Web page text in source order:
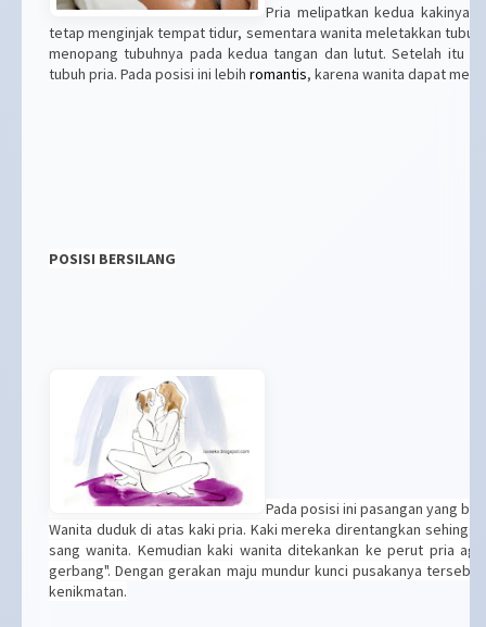
Pria melipatkan kedua kakinya
tetap menginjak tempat tidur, sementara wanita meletakkan
menopang tubuhnya pada kedua tangan dan lutut. Setelah itu
tubuh pria. Pada posisi ini lebih romantis, karena wanita dapat
POSISI BERSILANG
Pada posisi ini pasangan yang
Wanita duduk di atas kaki pria. Kaki mereka direntangkan
sang wanita. Kemudian kaki wanita ditekankan ke perut pria
gerbang". Dengan gerakan maju mundur kunci pusakanya
kenikmatan.